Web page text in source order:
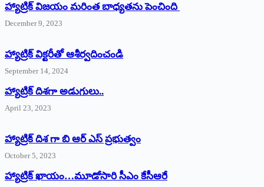
హ్యాట్రిక్ విజయం మరింత బాధ్యతను పెంచింది
December 9, 2023
హ్యాట్రిక్‌ ‌విక్టరీతో ఆశీర్వదించండి
September 14, 2024
‌హ్యాట్రిక్‌ ‌దిశగా అడుగులు..
April 23, 2023
హ్యాట్రిక్ దిశ గా బి ఆర్ ఎస్ ప్రభుత్వం
October 5, 2023
హ్యాట్రిక్‌ ‌ఖాయం…మూడోసారి సీఎం కేసీఆరే